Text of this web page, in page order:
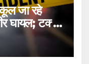
जा रहे
घायल; टक्कर